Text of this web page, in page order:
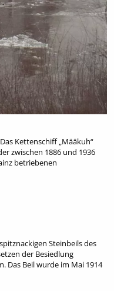
Kettenschiff „Määkuh“
zwischen 1886 und 1936
betriebenen
Steinbeils des
der Besiedlung
Das Beil wurde im Mai 1914